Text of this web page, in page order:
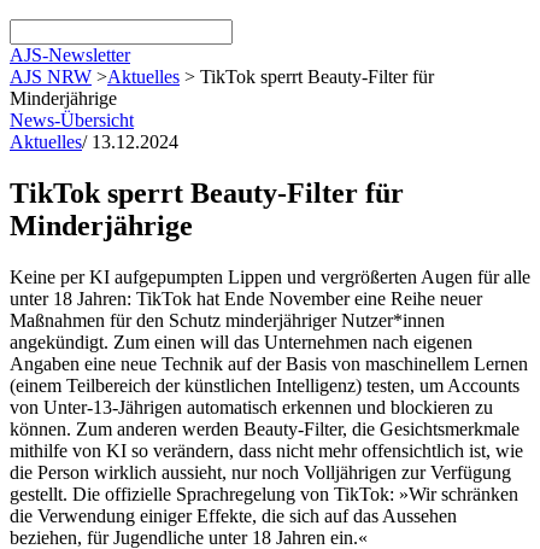
AJS-Newsletter
AJS NRW >Aktuelles > TikTok sperrt Beauty-Filter für
Minderjährige
News-Übersicht
Aktuelles/ 13.12.2024
TikTok sperrt Beauty-Filter für
Minderjährige
Keine per KI aufgepumpten Lippen und vergrößerten Augen für alle
unter 18 Jahren: TikTok hat Ende November eine Reihe neuer
Maßnahmen für den Schutz minderjähriger Nutzer*innen
angekündigt. Zum einen will das Unternehmen nach eigenen
Angaben eine neue Technik auf der Basis von maschinellem Lernen
(einem Teilbereich der künstlichen Intelligenz) testen, um Accounts
von Unter-13-Jährigen automatisch erkennen und blockieren zu
können. Zum anderen werden Beauty-Filter, die Gesichtsmerkmale
mithilfe von KI so verändern, dass nicht mehr offensichtlich ist, wie
die Person wirklich aussieht, nur noch Volljährigen zur Verfügung
gestellt. Die offizielle Sprachregelung von TikTok: »Wir schränken
die Verwendung einiger Effekte, die sich auf das Aussehen
beziehen, für Jugendliche unter 18 Jahren ein.«